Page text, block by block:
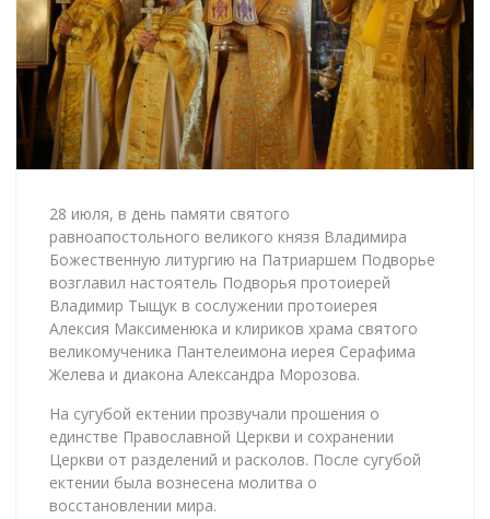
28 июля, в день памяти святого
равноапостольного великого князя Владимира
Божественную литургию на Патриаршем Подворье
возглавил настоятель Подворья протоиерей
Владимир Тыщук в сослужении протоиерея
Алексия Максименюка и клириков храма святого
великомученика Пантелеимона иерея Серафима
Желева и диакона Александра Морозова.
На сугубой ектении прозвучали прошения о
единстве Православной Церкви и сохранении
Церкви от разделений и расколов. После сугубой
ектении была вознесена молитва о
восстановлении мира.